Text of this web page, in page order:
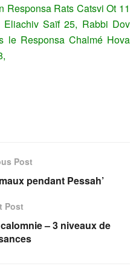
Responsa Rats Catsvi Ot 11
Saïf 25, Rabbi Dov
le Responsa Chalmé Hova
Post
pendant Pessah’
Post
– 3 niveaux de